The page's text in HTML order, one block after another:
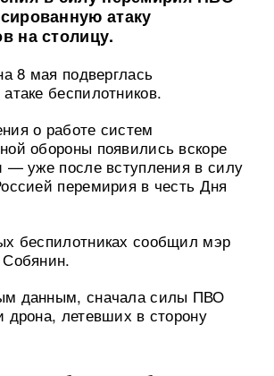
атаку
на столицу.
8 мая подверглась
беспилотников.
о работе систем
обороны появились вскоре
— уже после вступления в силу
перемирия в честь Дня
беспилотниках сообщил мэр
данным, сначала силы ПВО
дрона, летевших в сторону